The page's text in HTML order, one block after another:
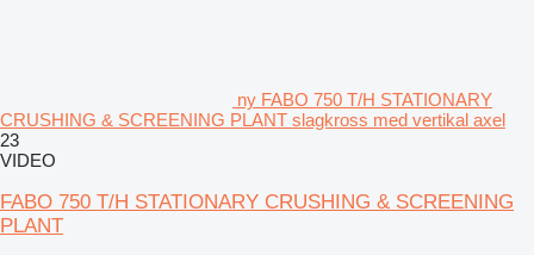
ny FABO 750 T/H STATIONARY
CRUSHING & SCREENING PLANT slagkross med vertikal axel
23
VIDEO
FABO 750 T/H STATIONARY CRUSHING & SCREENING
PLANT